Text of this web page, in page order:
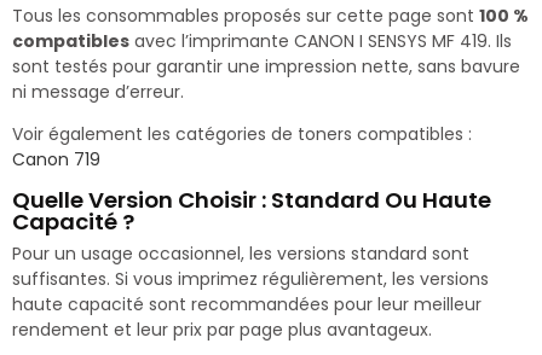
Tous les consommables proposés sur cette page sont 100 %
compatibles avec l’imprimante CANON I SENSYS MF 419. Ils
sont testés pour garantir une impression nette, sans bavure
ni message d’erreur.
Voir également les catégories de toners compatibles :
Canon 719
Quelle Version Choisir : Standard Ou Haute
Capacité ?
Pour un usage occasionnel, les versions standard sont
suffisantes. Si vous imprimez régulièrement, les versions
haute capacité sont recommandées pour leur meilleur
rendement et leur prix par page plus avantageux.